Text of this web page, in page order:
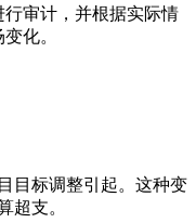
行审计，并根据实际情
化。
目标调整引起。这种变
超支。